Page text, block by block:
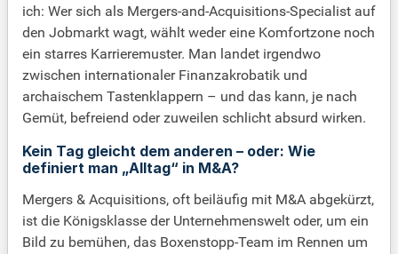
ich: Wer sich als Mergers-and-Acquisitions-Specialist auf
den Jobmarkt wagt, wählt weder eine Komfortzone noch
ein starres Karrieremuster. Man landet irgendwo
zwischen internationaler Finanzakrobatik und
archaischem Tastenklappern – und das kann, je nach
Gemüt, befreiend oder zuweilen schlicht absurd wirken.
Kein Tag gleicht dem anderen – oder: Wie
definiert man „Alltag“ in M&A?
Mergers & Acquisitions, oft beiläufig mit M&A abgekürzt,
ist die Königsklasse der Unternehmenswelt oder, um ein
Bild zu bemühen, das Boxenstopp-Team im Rennen um